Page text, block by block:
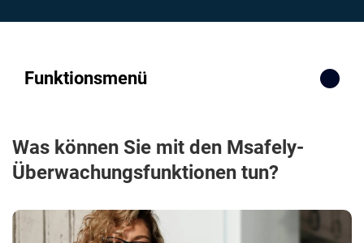
Funktionsmenü
Was können Sie mit den Msafely-
Überwachungsfunktionen tun?